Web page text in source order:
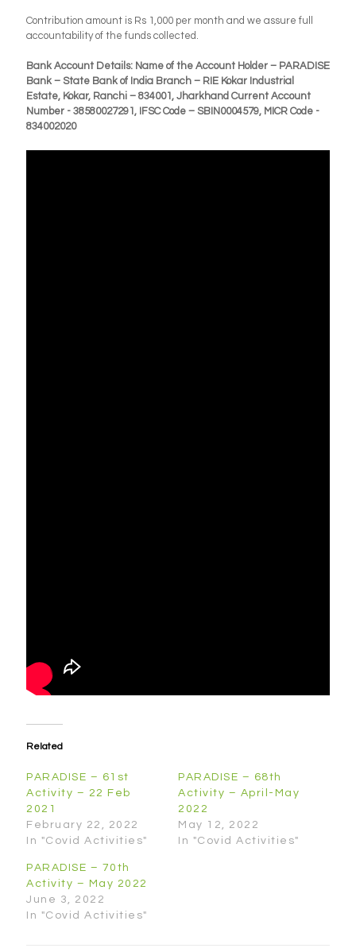
Contribution amount is Rs 1,000 per month and we assure full
accountability of the funds collected.
Bank Account Details: Name of the Account Holder – PARADISE
Bank – State Bank of India Branch – RIE Kokar Industrial
Estate, Kokar, Ranchi – 834001, Jharkhand Current Account
Number - 38580027291, IFSC Code – SBIN0004579, MICR Code -
834002020
Related
PARADISE – 61st
Activity – 22 Feb
2021
February 22, 2022
In "Covid Activities"
PARADISE – 68th
Activity – April-May
2022
May 12, 2022
In "Covid Activities"
PARADISE – 70th
Activity – May 2022
June 3, 2022
In "Covid Activities"